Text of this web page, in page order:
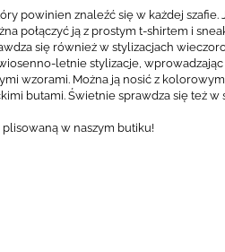
powinien znaleźć się w każdej
połączyć ją z prostym t-shirtem i
się również w stylizacjach
letnie stylizacje,
wzorami. Można ją nosić z
butami. Świetnie sprawdza się też
w naszym butiku!